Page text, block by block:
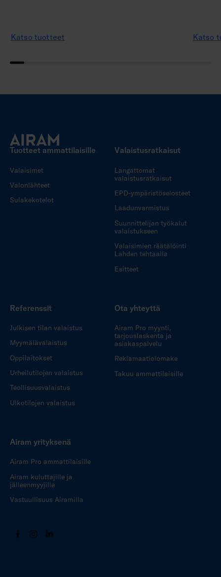
Katso tuotteet Katso
Tuotteet ammattilaisille
Valaisimet
Valonlähteet
Sulakekotelot
Valaistusratkaisut
Langattomat
valaistusratkaisut
EPD-ympäristöselosteet
Laadunvarmistus
Suunnittelijan työkalut
valaistukseen
Valaisimien räätälöinti
Lahden tehtaalla
Esitteet
Referenssit
Julkisen tilan valaistus
Myymälävalaistus
Oppilaitokset
Urheilutilojen valaistus
Teollisuusvalaistus
Ulkotilojen valaistus
Ota yhteyttä
Airam Pro myynti,
tarjouslaskenta ja
asiakaspalvelu
Reklamaatiolomake
Takuu ammattilaisille
Airam yrityksenä
Airam Pro ammattilaisille
Airam kuluttajille ja
jälleenmyyjille
Vastuullisuus Airamilla